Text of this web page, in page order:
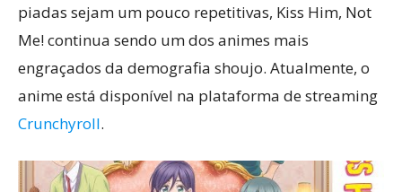
piadas sejam um pouco repetitivas, Kiss Him, Not
Me! continua sendo um dos animes mais
engraçados da demografia shoujo. Atualmente, o
anime está disponível na plataforma de streaming
Crunchyroll.